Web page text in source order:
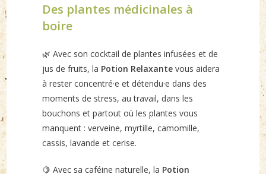
Des plantes médicinales à
boire
🌿 Avec son cocktail de plantes infusées et de
jus de fruits, la Potion Relaxante vous aidera
à rester concentré·e et détendu·e dans des
moments de stress, au travail, dans les
bouchons et partout où les plantes vous
manquent : verveine, myrtille, camomille,
cassis, lavande et cerise.
🍋 Avec sa caféine naturelle, la Potion